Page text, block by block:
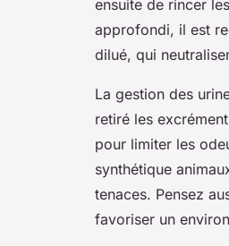
ensuite de rincer
approfondi, il est
dilué, qui
La gestion des
retiré les
pour limiter les
synthétique
tenaces. Pensez
favoriser un